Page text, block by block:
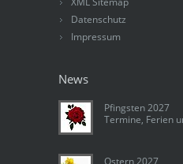
Datenschutz
Impressum
News
Pfingsten 2027
Termine, Ferien
Ostern 2027